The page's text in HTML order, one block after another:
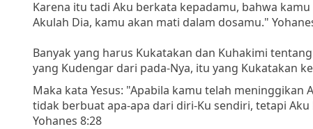
Karena itu tadi Aku berkata kepadamu, bahwa
Akulah Dia, kamu akan mati dalam dosamu."
Banyak yang harus Kukatakan dan Kuhakimi
yang Kudengar dari pada-Nya, itu yang Kukatakan
Maka kata Yesus: "Apabila kamu telah
tidak berbuat apa-apa dari diri-Ku sendiri, tetapi
Yohanes 8:28